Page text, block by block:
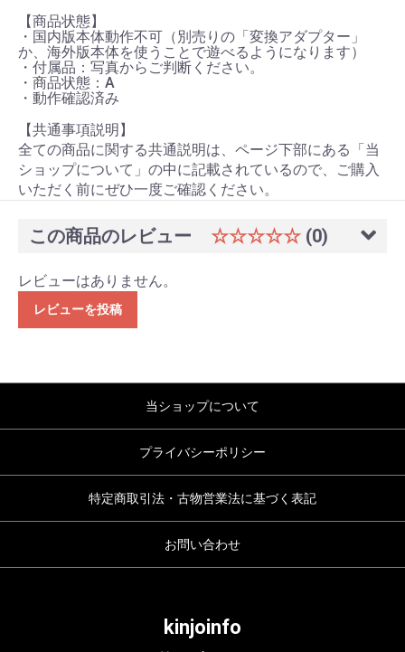
【商品状態】
・国内版本体動作不可（別売りの「変換アダプター」
か、海外版本体を使うことで遊べるようになります）
・付属品：写真からご判断ください。
・商品状態：A
・動作確認済み
【共通事項説明】
全ての商品に関する共通説明は、ページ下部にある「当
ショップについて」の中に記載されているので、ご購入
いただく前にぜひ一度ご確認ください。
この商品のレビュー ☆☆☆☆☆ (0)
レビューはありません。
レビューを投稿
当ショップについて
プライバシーポリシー
特定商取引法・古物営業法に基づく表記
お問い合わせ
kinjoinfo